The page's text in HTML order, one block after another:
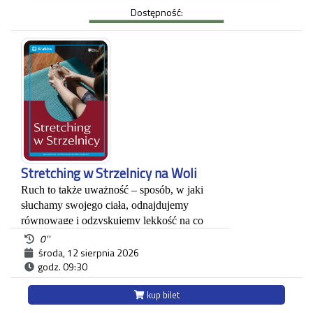
Decjusza (parter), gdzie zgromadzone zostały
projekty graficzne, plakaty, okładki i ilustracja
prasowa autora.
Każdy uczestnik zwiedzania jest zobowiązany do
posiadania własnego biletu.
*Ostatnie wejście na zwiedzanie odbywa się
najpóźniej 45 minut przed zamknięciem.
Dostępność:
Stretching w Strzelnicy na Woli
Ruch to także uważność – sposób, w jaki
słuchamy swojego ciała, odnajdujemy
równowagę i odzyskujemy lekkość na co
dzień. Dlatego zapraszamy na zajęcia ze
stretchingu dla kobiet, które chcą zadbać o
elastyczność ciała, wyciszenie i komfort
ruchu w atmosferze dobrostanu i
wellbeingu. Będziemy spotykać się
0''
środa, 12 sierpnia 2026
godz. 09:30
kup bilet